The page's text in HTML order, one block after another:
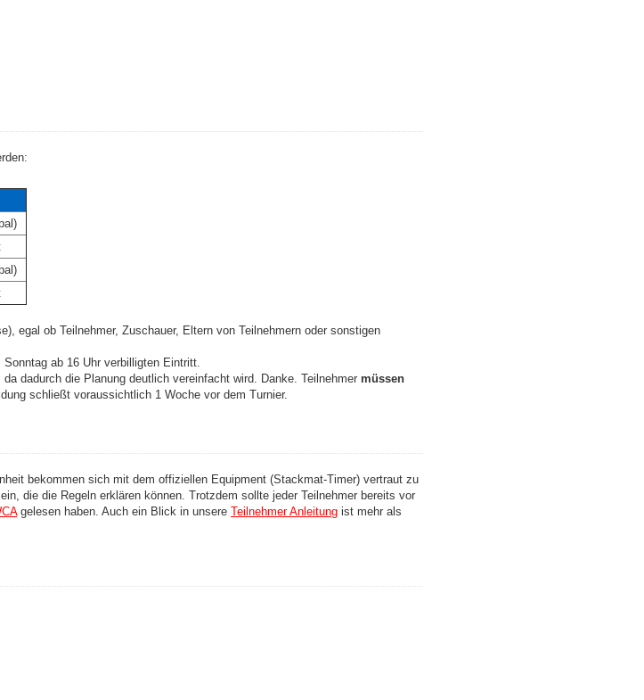
egal ob Teilnehmer, Zuschauer, Eltern von Teilnehmern oder sonstigen
ab 16 Uhr verbilligten Eintritt.
da dadurch die Planung deutlich vereinfacht wird. Danke. Teilnehmer müssen
schließt voraussichtlich 1 Woche vor dem Turnier.
bekommen sich mit dem offiziellen Equipment (Stackmat-Timer) vertraut zu
die die Regeln erklären können. Trotzdem sollte jeder Teilnehmer bereits vor
gelesen haben. Auch ein Blick in unsere Teilnehmer Anleitung ist mehr als